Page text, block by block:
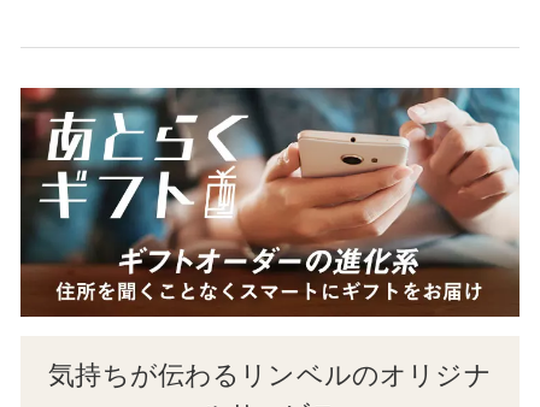
気持ちが伝わるリンベルのオリジナ